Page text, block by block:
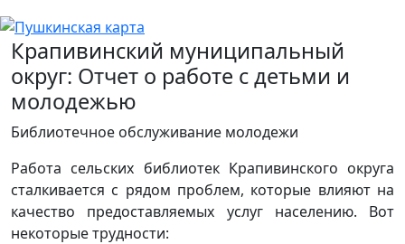
Крапивинский муниципальный
округ: Отчет о работе с детьми и
молодежью
Библиотечное обслуживание молодежи
Работа сельских библиотек Крапивинского округа
сталкивается с рядом проблем, которые влияют на
качество предоставляемых услуг населению. Вот
некоторые трудности: